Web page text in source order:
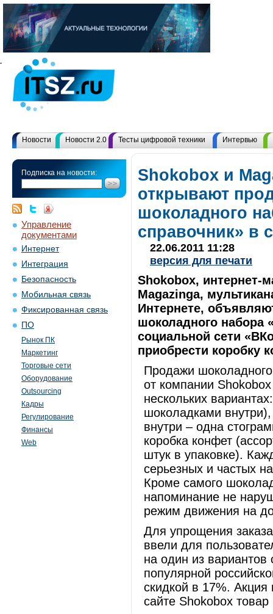
Новости Новости 2.0 Тесты цифровой техники Интервью
Подписка на новости:
Управление
документами
Интернет
Интеграция
Безопасность
Мобильная связь
Фиксированная связь
ПО
Рынок ПК
Маркетинг
Торговые сети
Оборудование
Outsourcing
Кадры
Регулирование
Финансы
Web
Shokobox и
открывают
шоколадного
справочник» в
22.06.2011 11:28
версия для печати
Shokobox, интернет-
Magazinga,
Интернете,
шоколадного набора
социальной сети
приобрести коробку
Продажи
от компании
нескольких
шоколадками
внутри – одна
коробка конфет
штук в упаковке).
серьезных и частых
Кроме самого
напоминание не
режим движения на
Для упрощения
ввели для
на один из вариантов
популярной
скидкой в 17%.
сайте Shokobox